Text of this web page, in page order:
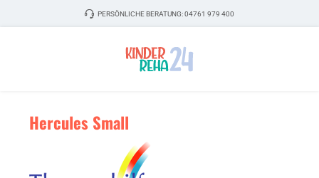
Zum Hauptinhalt springenPERSÖNLICHE BERATUNG:04761 979 400
Hercules Small